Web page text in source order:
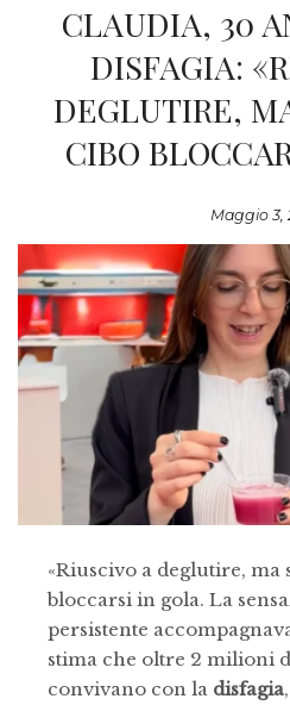
PRIVACY
CLAUDIA, 30
DISFAGIA:
DEGLUTIRE,
CIBO
Maggio 3,
«Riuscivo a deglutire, ma
bloccarsi in gola. La
persistente
stima che oltre 2 milioni
convivano con la disfagia